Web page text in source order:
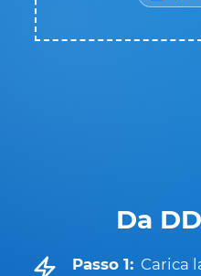
Da
Passo 1: Carica